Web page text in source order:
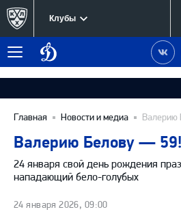
Клубы
Меню
Динамо
Москва
Наша
Главная Новости и медиа Валерию
Валерию Белову — 59!
24 января свой день рождения
нападающий бело-голубых
24 января 2026, 09:00